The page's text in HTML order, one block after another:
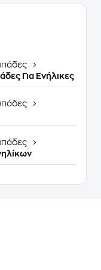
Για Ενήλικες